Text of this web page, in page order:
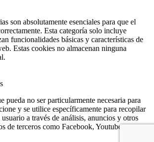
son absolutamente esenciales para que el
Esta categoría solo incluye
funcionalidades básicas y características de
Estas cookies no almacenan ninguna
pueda no ser particularmente necesaria para
y se utilice específicamente para recopilar
a través de análisis, anuncios y otros
de terceros como Facebook, Youtube,